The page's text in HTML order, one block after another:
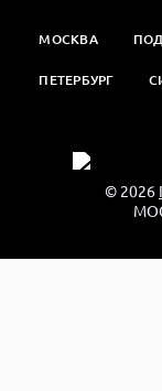
МОСКВА
ПЕТЕРБУРГ
© 2026